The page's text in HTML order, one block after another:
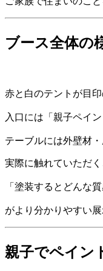
ブース全体の
赤と白のテントが目
入口には「親子ペイ
テーブルには外壁材
実際に触れていただく
「塗装するとどんな
がより分かりやすい展
親子でペイン